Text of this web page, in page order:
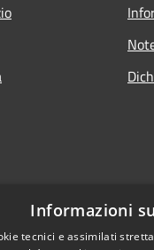
Informazioni
tecnici e assimilati